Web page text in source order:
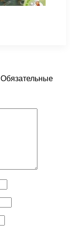
Обязательные